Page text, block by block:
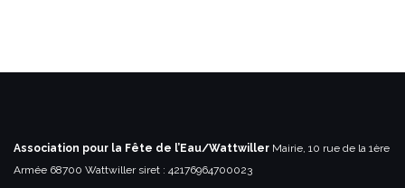
Association pour la Fête de l’Eau/Wattwiller Mairie, 10 rue de la 1ère
Armée 68700 Wattwillersiret : 42176964700023